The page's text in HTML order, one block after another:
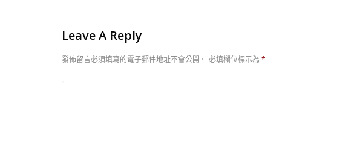
Leave A Reply
發佈留言必須填寫的電子郵件地址不會公開。 必填欄位標示為 *